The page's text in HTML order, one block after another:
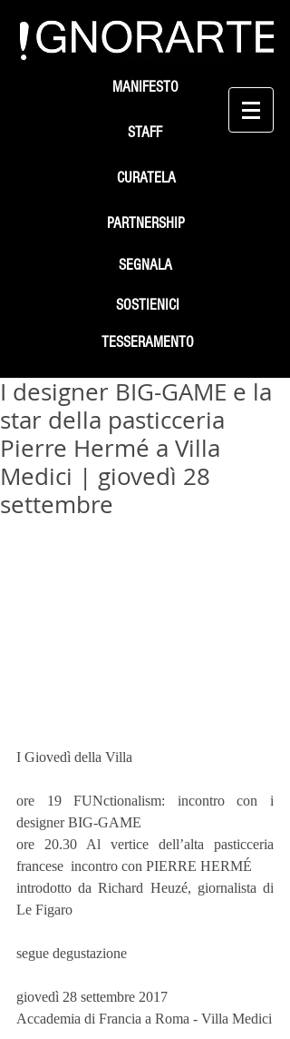
STAFF
SEGNALA
SOSTIENICI
MANIFESTO
PARTNERSHIP
TESSERAMENTO
CURATELA
I designer BIG-GAME e la
star della pasticceria
Pierre Hermé a Villa
Medici | giovedì 28
settembre
I Giovedì della Villa
ore 19 FUNctionalism: incontro con i
designer BIG-GAME
ore 20.30 Al vertice dell’alta pasticceria
francese  incontro con PIERRE HERMÉ
introdotto da Richard Heuzé, giornalista di
Le Figaro
segue degustazione
giovedì 28 settembre 2017
Accademia di Francia a Roma - Villa Medici